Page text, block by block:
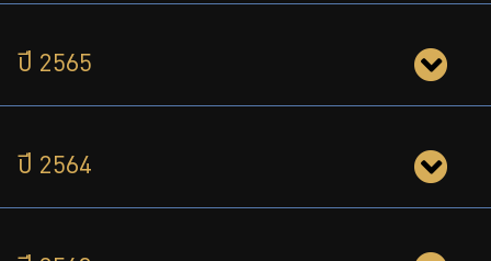
ปี 2565
ปี 2564